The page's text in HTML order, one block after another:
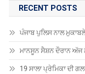
RECENT POSTS
ਪੰਜਾਬ ਪੁਲਿਸ ਨਾਲ
ਮਾਨਸੂਨ ਸੈਸ਼ਨ ਦੌਰਾਨ ਅੱਜ
19 ਸਾਲਾ ਪ੍ਰੇਮਿਕਾ ਦੀ